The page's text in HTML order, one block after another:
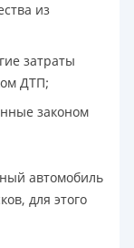
из
затраты
ДТП;
законом
автомобиль
для этого